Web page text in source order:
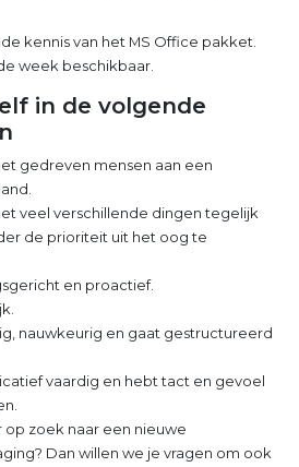
kennis van het MS Office pakket.
week beschikbaar.
in de volgende
gedreven mensen aan een
veel verschillende dingen tegelijk
de prioriteit uit het oog te
en proactief.
nauwkeurig en gaat gestructureerd
vaardig en hebt tact en gevoel
op zoek naar een nieuwe
Dan willen we je vragen om ook